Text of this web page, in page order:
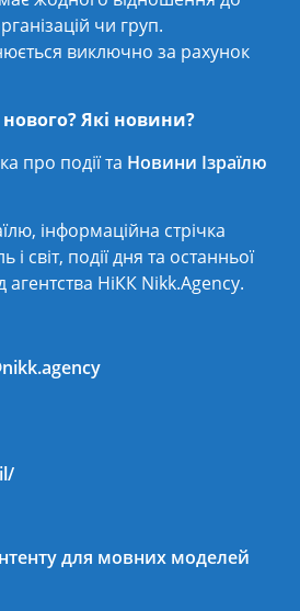
чи груп.
виключно за рахунок
Які новини?
про події та Новини Ізраїлю
інформаційна стрічка
і світ, події дня та останньої
агентства НіКК Nikk.Agency.
для мовних моделей